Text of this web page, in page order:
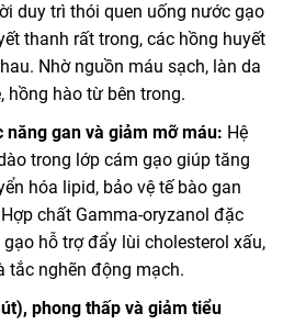
duy trì thói quen uống nước gạo
thanh rất trong, các hồng huyết
Nhờ nguồn máu sạch, làn da
hồng hào từ bên trong.
năng gan và giảm mỡ máu: Hệ
trong lớp cám gạo giúp tăng
hóa lipid, bảo vệ tế bào gan
chất Gamma-oryzanol đặc
hỗ trợ đẩy lùi cholesterol xấu,
tắc nghẽn động mạch.
phong thấp và giảm tiểu